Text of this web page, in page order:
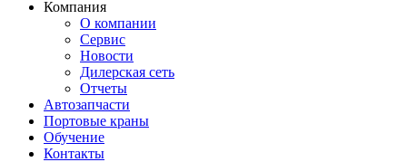
Компания
О компании
Сервис
Новости
Дилерская сеть
Отчеты
Автозапчасти
Портовые краны
Обучение
Контакты